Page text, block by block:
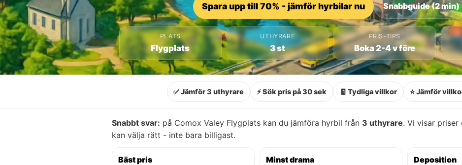
Spara upp till 70% - jämför hyrbilar nu Snabbguide (2 min)
PLATS
Flygplats
UTHYRARE
3 st
PRIS-TIPS
Boka 2-4 v före
✅ Jämför 3 uthyrare ⚡ Sök pris på 30 sek 🧾 Tydliga villkor ⭐ Jämför
Snabbt svar: på Comox Valey Flygplats kan du jämföra hyrbil från 3 uthyrare. Vi visar
kan välja rätt - inte bara billigast.
Bäst pris Minst drama Deposition